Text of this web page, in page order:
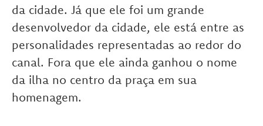
da cidade. Já que ele foi um grande
desenvolvedor da cidade, ele está entre as
personalidades representadas ao redor do
canal. Fora que ele ainda ganhou o nome
da ilha no centro da praça em sua
homenagem.